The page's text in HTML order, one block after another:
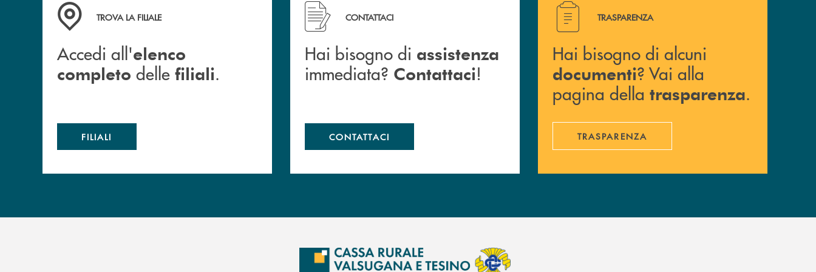
Accedi all' elenco completo delle filiali .
TROVA LA FILIALE
Accedi all'elenco
completo delle filiali.
FILIALI
Hai bisogno di assistenza immediata? Contattaci !
CONTATTACI
Hai bisogno di assistenza
immediata? Contattaci!
CONTATTACI
Hai bisogno di alcuni documenti ? Vai alla pagina della
TRASPARENZA
Hai bisogno di alcuni
documenti? Vai alla
pagina della trasparenza.
TRASPARENZA